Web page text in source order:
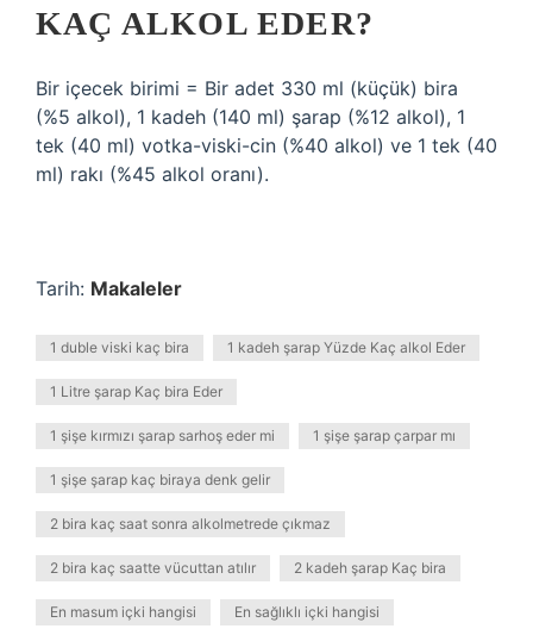
KAÇ ALKOL EDER?
Bir içecek birimi = Bir adet 330 ml (küçük) bira
(%5 alkol), 1 kadeh (140 ml) şarap (%12 alkol), 1
tek (40 ml) votka-viski-cin (%40 alkol) ve 1 tek (40
ml) rakı (%45 alkol oranı).
Tarih: Makaleler
1 duble viski kaç bira 1 kadeh şarap Yüzde Kaç alkol Eder
1 Litre şarap Kaç bira Eder
1 şişe kırmızı şarap sarhoş eder mi 1 şişe şarap çarpar mı
1 şişe şarap kaç biraya denk gelir
2 bira kaç saat sonra alkolmetrede çıkmaz
2 bira kaç saatte vücuttan atılır 2 kadeh şarap Kaç bira
En masum içki hangisi En sağlıklı içki hangisi